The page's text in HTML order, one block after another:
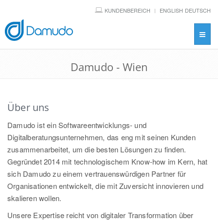
KUNDENBEREICH ENGLISH DEUTSCH
Damudo - Wien
Über uns
Damudo ist ein Softwareentwicklungs- und
Digitalberatungsunternehmen, das eng mit seinen Kunden
zusammenarbeitet, um die besten Lösungen zu finden.
Gegründet 2014 mit technologischem Know-how im Kern, hat
sich Damudo zu einem vertrauenswürdigen Partner für
Organisationen entwickelt, die mit Zuversicht innovieren und
skalieren wollen.
Unsere Expertise reicht von digitaler Transformation über